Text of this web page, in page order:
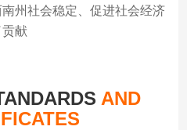
州社会稳定、促进社会经济
献
AND